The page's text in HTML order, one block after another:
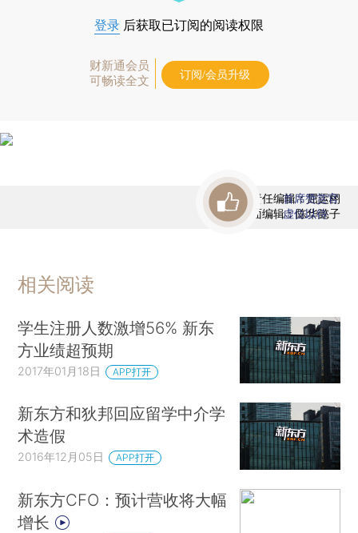
登录 后获取已订阅的阅读权限
财新通会员
可畅读全文
订阅/会员升级
责任编辑：屈运栩
版面编辑：陈华懿子
首席赞赏官
虚位以待
相关阅读
学生注册人数激增56% 新东
方业绩超预期
2017年01月18日 APP打开
新东方和狄邦回应留学中介学
术造假
2016年12月05日 APP打开
新东方CFO：预计营收将大幅
增长